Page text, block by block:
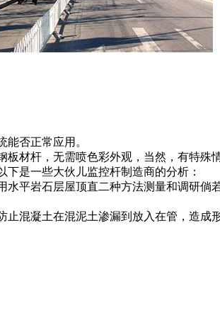
否正常应用。
材杆，无需喷色彩外观，当然，有特殊
是一些大伙儿监控杆制造商的分析：
平岩石层屋顶直二种方法测量和调研倘
混凝土在混泥土渗漏到放入在管，造